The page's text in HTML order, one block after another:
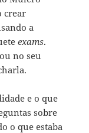
crear
a
exams.
no seu
e o que
sobre
o que estaba